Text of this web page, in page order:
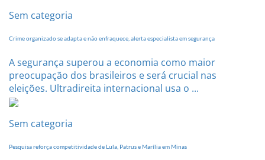
Sem categoria
Crime organizado se adapta e não enfraquece, alerta especialista em segurança
A segurança superou a economia como maior
preocupação dos brasileiros e será crucial nas
eleições. Ultradireita internacional usa o ...
Sem categoria
Pesquisa reforça competitividade de Lula, Patrus e Marília em Minas